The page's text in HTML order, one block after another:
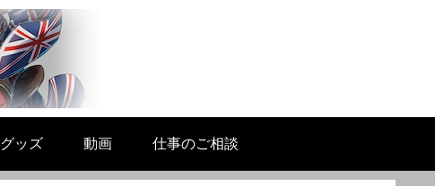
グッズ 動画 仕事のご相談